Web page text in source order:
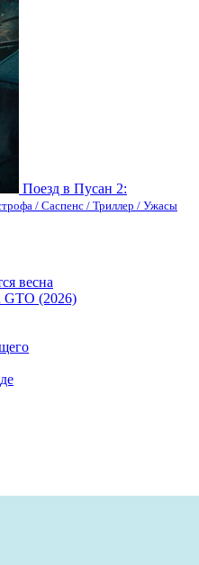
Поезд в Пусан 2:
/ Саспенс / Триллер / Ужасы
весна
GTO (2026)